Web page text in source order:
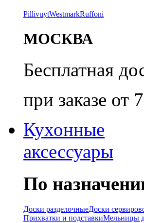
PillivuytWestmarkRuffoni
МОСКВА
Бесплатная
при заказе от
Кухонные
аксессуары
По
Доски разделочныеДоски
Прихватки и подставкиМельницы